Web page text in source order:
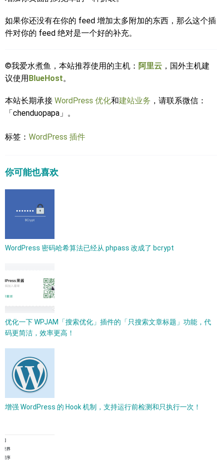
如果你还没有在你的 feed 增加太多附加的东西，那么这个插
件对你的 feed 绝对是一个好的补充。
©我爱水煮鱼，本站推荐使用的主机： 阿里云 ，国外主机建
议使用BlueHost。
本站长期承接 WordPress 优化和建站业务 ，请联系微信：
「chenduopapa」。
标签： WordPress 插件
你可能也喜欢
WordPress 密码哈希算法已经从 phpass 改成了 bcrypt​
优化一下 WPJAM「搜索优化」插件的「只搜索文章标题」功能，代
码更简洁，效率更高！
增强 WordPress 的 Hook 机制，支持运行前检测和只执行一次！